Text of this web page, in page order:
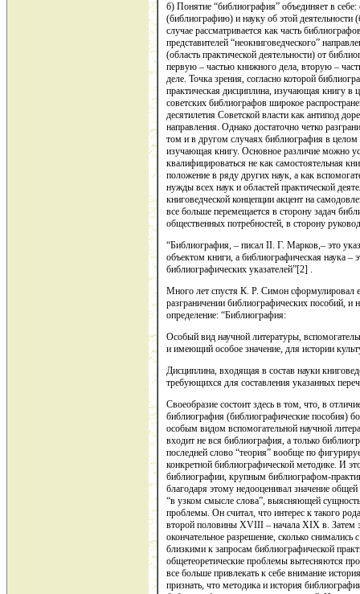
б) Понятие “библиография” объединяет в себе:
(библиографию) и науку об этой
случае рассматривается как часть
представителей “неокниговедческого”
(область практической деятельности) от
первую – частью книжного дела, вторую –
деле. Точка зрения, согласно которой
практическая дисциплина, изучающая книгу в
советских библиографов широкое
десятилетия Советской власти как антипод
направления. Однако достаточно четко
том и в другом случаях библиография в целом
изучающая книгу. Основное различие можно
квалифицироваться не как самостоятельная
положение в ряду других наук, а как
нужды всех наук и областей практической
книговедческой концепции акцент на
все больше перемещается в сторону задач
общественных потребностей, в сторону
“Библиография, – писал II. Г. Марков,– это
объектом книги, а библиографическая наука –
библиографических указателей”[2] .
Много лет спустя К. Р. Симон сформулировал
разграничении библиографических пособий, и
определение: “Библиография:
Особый вид научной литературы,
и имеющий особое значение, для истории
Дисциплина, входящая в состав науки
требующихся для составления указанных
Своеобразие состоит здесь в том, что, в
библиография (библиографические пособия)
особым видом вспомогательной научной
входит не вся библиография, а только
последней слово “теория” вообще по
конкретной библиографической методике. И
библиографии, крупным библиографом-
благодаря этому недооценивал значение
“в узком смысле слова”, выясняющей
проблемы. Он считал, что интерес к такого
второй половины XVIII – начала XIX в. Затем
окончательное разрешение, сколько
близкими к запросам библиографической
общетеоретические проблемы вытесняются
все больше привлекать к себе внимание
признать, что методика и история